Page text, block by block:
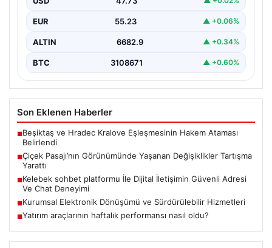
yerleştirilen…
EUR 55.23 ▲ +0.06%
ALTIN 6682.9 ▲ +0.34%
BTC 3108671 ▲ +0.60%
Son Eklenen Haberler
■Beşiktaş ve Hradec Kralove Eşleşmesinin Hakem Ataması
Belirlendi
■Çiçek Pasajı’nın Görünümünde Yaşanan Değişiklikler Tartışma
Yarattı
■Kelebek sohbet platformu İle Dijital İletişimin Güvenli Adresi
Ve Chat Deneyimi
■Kurumsal Elektronik Dönüşümü ve Sürdürülebilir Hizmetleri
■Yatırım araçlarının haftalık performansı nasıl oldu?